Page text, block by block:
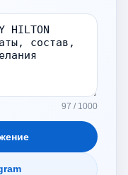
97 / 1000